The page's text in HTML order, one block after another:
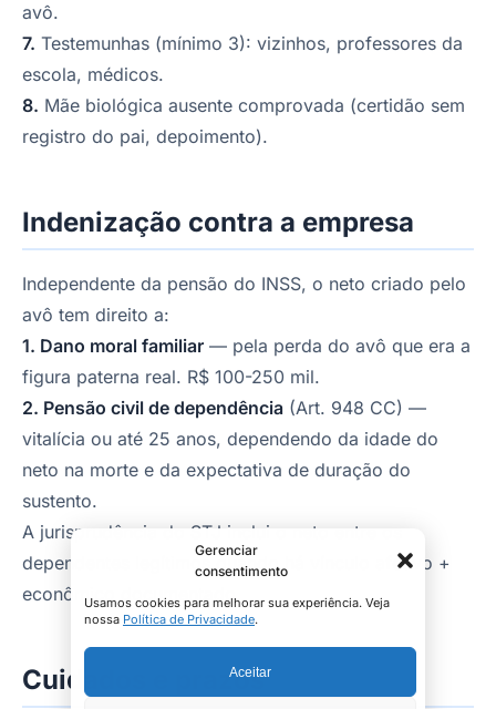
Gerenciar
consentimento
Usamos cookies para melhorar sua experiência. Veja
nossa Política de Privacidade.
Aceitar
avô.
7. Testemunhas (mínimo 3): vizinhos, professores da
escola, médicos.
8. Mãe biológica ausente comprovada (certidão sem
registro do pai, depoimento).
Indenização contra a empresa
Independente da pensão do INSS, o neto criado pelo
avô tem direito a:
1. Dano moral familiar — pela perda do avô que era a
figura paterna real. R$ 100-250 mil.
2. Pensão civil de dependência (Art. 948 CC) —
vitalícia ou até 25 anos, dependendo da idade do
neto na morte e da expectativa de duração do
sustento.
A jurisprudência do STJ inclui o neto entre os
dependentes legítimos quando há vínculo afetivo +
econômico documentado.
Cuidados e prazos